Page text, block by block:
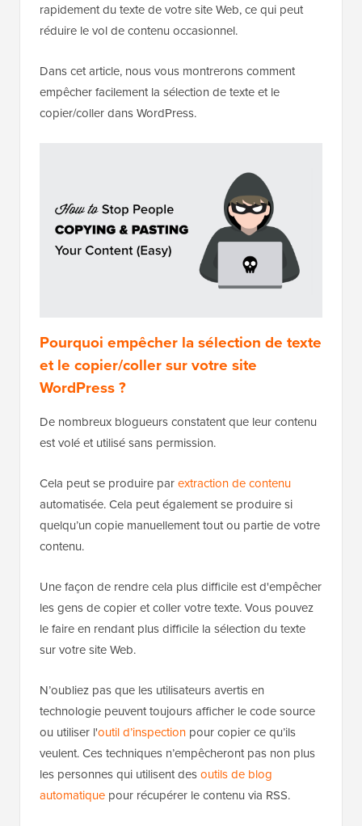
rapidement du texte de votre site Web, ce qui peut
réduire le vol de contenu occasionnel.
Dans cet article, nous vous montrerons comment
empêcher facilement la sélection de texte et le
copier/coller dans WordPress.
Pourquoi empêcher la sélection de texte
et le copier/coller sur votre site
WordPress ?
De nombreux blogueurs constatent que leur contenu
est volé et utilisé sans permission.
Cela peut se produire parextraction de contenu
automatisée. Cela peut également se produire si
quelqu’un copie manuellement tout ou partie de votre
contenu.
Une façon de rendre cela plus difficile est d'empêcher
les gens de copier et coller votre texte. Vous pouvez
le faire en rendant plus difficile la sélection du texte
sur votre site Web.
N’oubliez pas que les utilisateurs avertis en
technologie peuvent toujours afficher le code source
ou utiliser l'outil d’inspection pour copier ce qu’ils
veulent. Ces techniques n’empêcheront pas non plus
les personnes qui utilisent desoutils de blog
automatique pour récupérer le contenu via RSS.